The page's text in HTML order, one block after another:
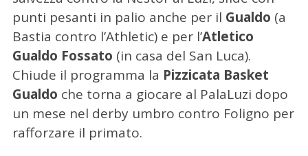
punti pesanti in palio anche per il Gualdo (a
Bastia contro l’Athletic) e per l’Atletico
Gualdo Fossato (in casa del San Luca).
Chiude il programma la Pizzicata Basket
Gualdo che torna a giocare al PalaLuzi dopo
un mese nel derby umbro contro Foligno per
rafforzare il primato.